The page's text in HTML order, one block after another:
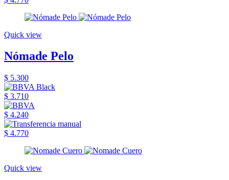
Quick view
Nómade Pelo
$ 5.300
$ 3.710
$ 4.240
$ 4.770
Quick view